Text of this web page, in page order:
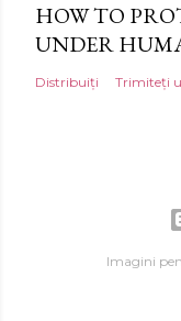
HOW TO
UNDER
Distribuiți Trimiteți
Imagini